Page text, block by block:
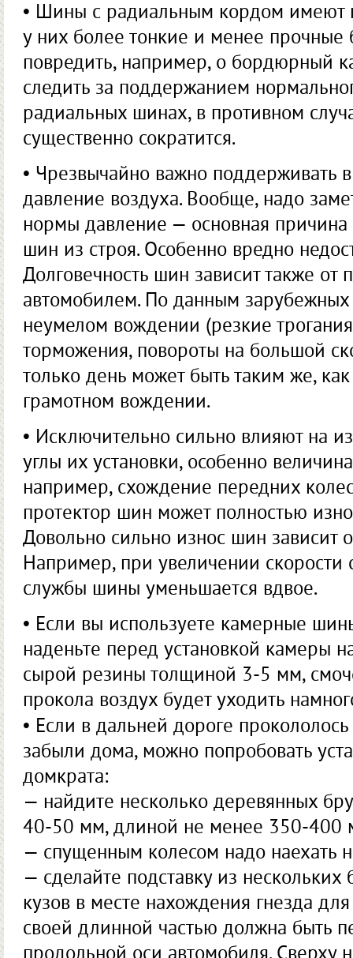
• Шины с радиальным кордом имеют
у них более тонкие и менее прочные
повредить, например, о бордюрный
следить за поддержанием
радиальных шинах, в противном
существенно сократится.
• Чрезвычайно важно поддерживать
давление воздуха. Вообще, надо
нормы давление — основная
шин из строя. Особенно вредно
Долговечность шин зависит также от
автомобилем. По данным
неумелом вождении (резкие
торможения, повороты на большой
только день может быть таким же,
грамотном вождении.
• Исключительно сильно влияют на
углы их установки, особенно
например, схождение передних
протектор шин может полностью
Довольно сильно износ шин зависит
Например, при увеличении
службы шины уменьшается вдвое.
• Если вы используете камерные
наденьте перед установкой камеры
сырой резины толщиной 3-5 мм,
прокола воздух будет уходить
• Если в дальней дороге
забыли дома, можно попробовать
домкрата:
— найдите несколько деревянных
40-50 мм, длиной не менее 350-400
— спущенным колесом надо наехать
— сделайте подставку из
кузов в месте нахождения гнезда
своей длинной частью должна быть